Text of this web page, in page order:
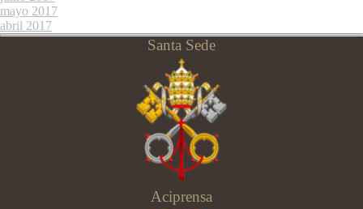
mayo 2017
abril 2017
Santa Sede
Aciprensa